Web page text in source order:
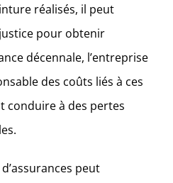
réalisés, il peut
pour obtenir
décennale, l’entreprise
des coûts liés à ces
conduire à des pertes
peut